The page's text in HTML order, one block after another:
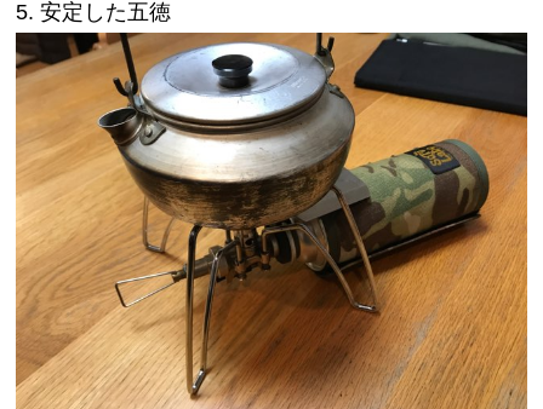
5. 安定した五徳